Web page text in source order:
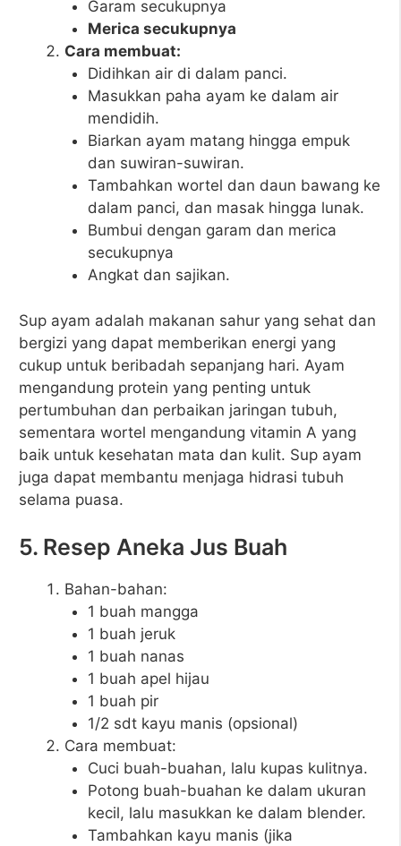
Garam secukupnya
Merica secukupnya
Cara membuat:
Didihkan air di dalam panci.
Masukkan paha ayam ke dalam air
mendidih.
Biarkan ayam matang hingga empuk
dan suwiran-suwiran.
Tambahkan wortel dan daun bawang ke
dalam panci, dan masak hingga lunak.
Bumbui dengan garam dan merica
secukupnya
Angkat dan sajikan.
Sup ayam adalah makanan sahur yang sehat dan
bergizi yang dapat memberikan energi yang
cukup untuk beribadah sepanjang hari. Ayam
mengandung protein yang penting untuk
pertumbuhan dan perbaikan jaringan tubuh,
sementara wortel mengandung vitamin A yang
baik untuk kesehatan mata dan kulit. Sup ayam
juga dapat membantu menjaga hidrasi tubuh
selama puasa.
5. Resep Aneka Jus Buah
Bahan-bahan:
1 buah mangga
1 buah jeruk
1 buah nanas
1 buah apel hijau
1 buah pir
1/2 sdt kayu manis (opsional)
Cara membuat:
Cuci buah-buahan, lalu kupas kulitnya.
Potong buah-buahan ke dalam ukuran
kecil, lalu masukkan ke dalam blender.
Tambahkan kayu manis (jika